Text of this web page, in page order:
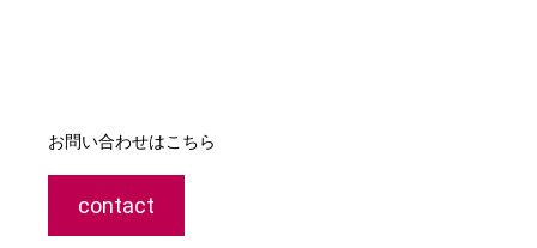
お問い合わせはこちら
contact